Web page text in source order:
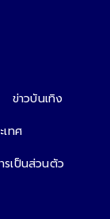
ข่าวบันเทิง
เทศ
รเป็นส่วนตัว